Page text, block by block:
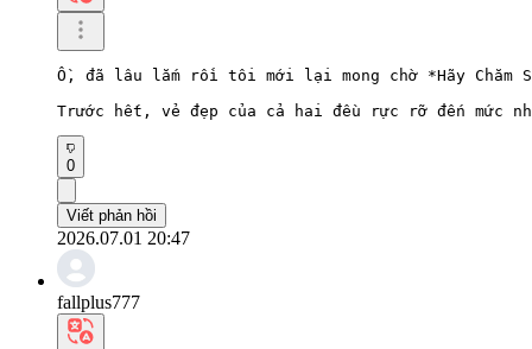
Ồ, đã lâu lắm rồi tôi mới lại mong chờ *Hãy Chăm
Trước hết, vẻ đẹp của cả hai đều rực rỡ đến mức
0
Viết phản hồi
2026.07.01 20:47
fallplus777